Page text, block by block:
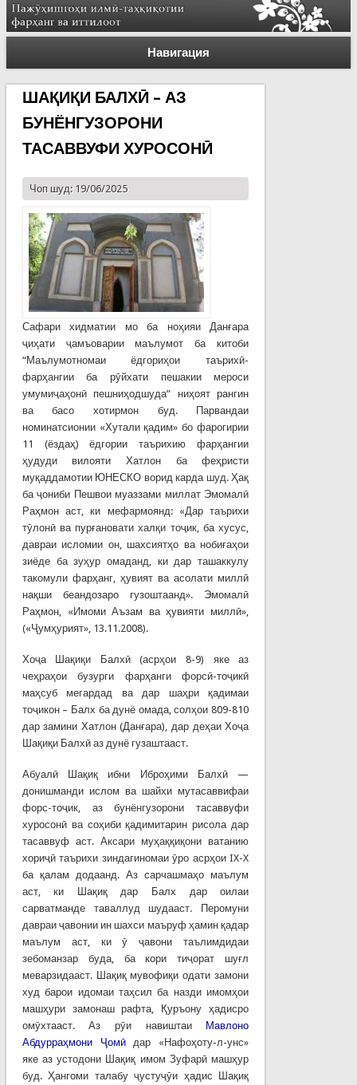
Навигация
ШАҚИҚИ БАЛХӢ – АЗ
БУНЁНГУЗОРОНИ
ТАСАВВУФИ ХУРОСОНӢ
Чоп шуд: 19/06/2025
Сафари хидматии мо ба ноҳияи Данғара
ҷиҳати ҷамъоварии маълумот ба китоби
“Маълумотномаи ёдгориҳои таърихӣ-
фарҳангии ба рӯйхати пешакии мероси
умумиҷаҳонӣ пешниҳодшуда” ниҳоят рангин
ва басо хотирмон буд. Парвандаи
номинатсионии «Хутали қадим» бо фарогирии
11 (ёздаҳ) ёдгории таърихию фарҳангии
ҳудуди вилояти Хатлон ба феҳристи
муқаддамотии ЮНЕСКО ворид карда шуд. Ҳақ
ба ҷониби Пешвои муаззами миллат Эмомалӣ
Раҳмон аст, ки мефармоянд: «Дар таърихи
тӯлонӣ ва пурғановати халқи тоҷик, ба хусус,
давраи исломии он, шахсиятҳо ва нобиғаҳои
зиёде ба зуҳур омаданд, ки дар ташаккулу
такомули фарҳанг, ҳувият ва асолати миллӣ
нақши беандозаро гузоштаанд». Эмомалӣ
Раҳмон, «Имоми Аъзам ва ҳувияти миллӣ»,
(«Ҷумҳурият», 13.11.2008).
Хоҷа Шақиқи Балхӣ (асрҳои 8-9) яке аз
чеҳраҳои бузурги фарҳанги форсӣ-тоҷикӣ
маҳсуб мегардад ва дар шаҳри қадимаи
тоҷикон – Балх ба дунё омада, солҳои 809-810
дар замини Хатлон (Данғара), дар деҳаи Хоҷа
Шақиқи Балхӣ аз дунё гузаштааст.
Абуалӣ Шақиқ ибни Иброҳими Балхӣ —
донишманди ислом ва шайхи мутасаввифаи
форс-тоҷик, аз бунёнгузорони тасаввуфи
хуросонӣ ва соҳиби қадимитарин рисола дар
тасаввуф аст. Аксари муҳаққиқони ватанию
хориҷӣ таърихи зиндагиномаи ӯро асрҳои IX-X
ба қалам додаанд. Аз сарчашмаҳо маълум
аст, ки Шақиқ дар Балх дар оилаи
сарватманде таваллуд шудааст. Перомуни
давраи ҷавонии ин шахси маъруф ҳамин қадар
маълум аст, ки ӯ ҷавони таълимдидаи
зебоманзар буда, ба кори тиҷорат шуғл
меварзидааст. Шақиқ мувофиқи одати замони
худ барои идомаи таҳсил ба назди имомҳои
машҳури замонаш рафта, Қуръону ҳадисро
омӯхтааст. Аз рӯи навиштаи Мавлоно
Абдурраҳмони Ҷомӣдар «Нафоҳоту-л-унс»
яке аз устодони Шақиқ имом Зуфарӣ машҳур
буд. Ҳангоми талабу ҷустуҷӯи ҳадис Шақиқ